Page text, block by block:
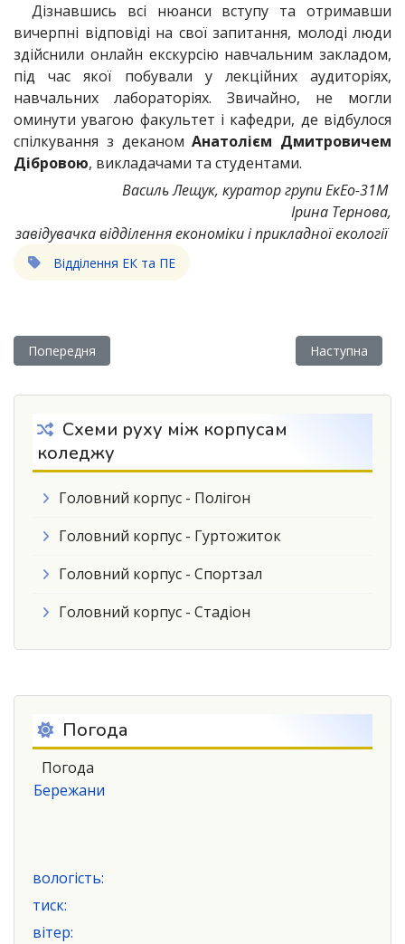
Дізнавшись всі нюанси вступу та отримавши
вичерпні відповіді на свої запитання, молоді люди
здійснили онлайн екскурсію навчальним закладом,
під час якої побували у лекційних аудиторіях,
навчальних лабораторіях. Звичайно, не могли
оминути увагою факультет і кафедри, де відбулося
спілкування з деканомАнатолієм Дмитровичем
Дібровою, викладачами та студентами.
Василь Лещук, куратор групи ЕкЕо-31М
Ірина Тернова,
завідувачка відділення економіки і прикладної екології
Відділення ЕК та ПЕ
Попередня стаття: УЧАСТЬ СТУДЕНТІВ СПЕЦІАЛЬНОСТІ
Попередня Наступна
Наступна
Схеми руху між корпусам
коледжу
Головний корпус - Полігон
Головний корпус - Гуртожиток
Головний корпус - Спортзал
Головний корпус - Стадіон
Погода
Погода
Бережани
вологість:
тиск:
вітер: